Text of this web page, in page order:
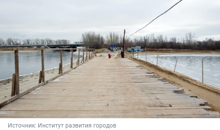
Источник: Институт развития городов